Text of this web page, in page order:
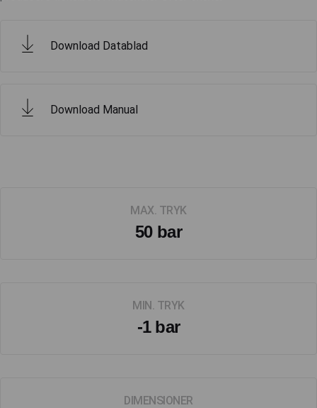
Download Datablad
Download Manual
MAX. TRYK
50 bar
MIN. TRYK
-1 bar
DIMENSIONER